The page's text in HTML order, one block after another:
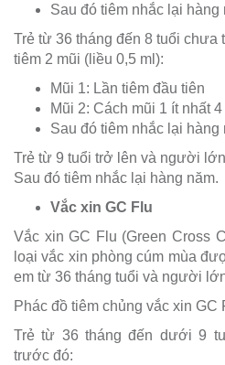
Sau đó tiêm nhắc lại hàng
Trẻ từ 36 tháng đến 8 tuổi chưa
tiêm 2 mũi (liều 0,5 ml):
Mũi 1: Lần tiêm đầu tiên
Mũi 2: Cách mũi 1 ít nhất 4
Sau đó tiêm nhắc lại hàng
Trẻ từ 9 tuổi trở lên và người
Sau đó tiêm nhắc lại hàng năm.
Vắc xin GC Flu
Vắc xin GC Flu (Green Cross
loại vắc xin phòng cúm mùa
em từ 36 tháng tuổi và người
Phác đồ tiêm chủng vắc xin
Trẻ từ 36 tháng đến dưới 9
trước đó: